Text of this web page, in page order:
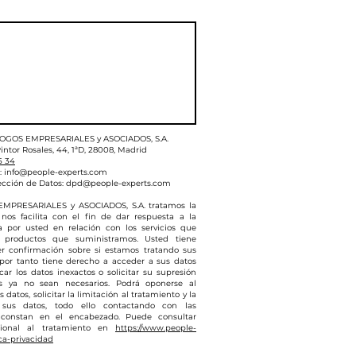
EMPRESARIALES y ASOCIADOS, S.A.
Rosales, 44, 1ªD, 28008, Madrid
34
info@people-experts.com
de Datos: dpd@people-experts.com
y ASOCIADOS, S.A. tratamos la
facilita con el fin de dar respuesta a la
por usted en relación con los servicios que
que suministramos. Usted tiene
confirmación sobre si estamos tratando sus
tanto tiene derecho a acceder a sus datos
los datos inexactos o solicitar su supresión
ya no sean necesarios. Podrá oponerse al
datos, solicitar la limitación al tratamiento y la
datos, todo ello contactando con las
en el encabezado. Puede consultar
al tratamiento en https://www.people-
privacidad